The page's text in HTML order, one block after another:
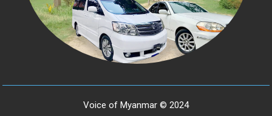
Voice of Myanmar © 2024